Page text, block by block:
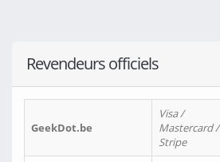
Revendeurs officiels
GeekDot.be
Visa /
Mastercard /
Stripe